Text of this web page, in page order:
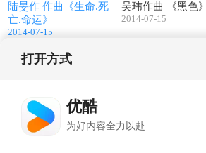
陆旻作 作曲《生命.死
亡.命运》
2014-07-15
吴玮作曲 《黑色》
2014-07-15
打开方式
优酷
为好内容全力以赴